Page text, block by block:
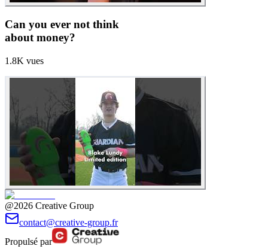
Can you ever not think
about money?
1.8K vues
@2026 Creative Group
contact@creative-group.fr
Propulsé par